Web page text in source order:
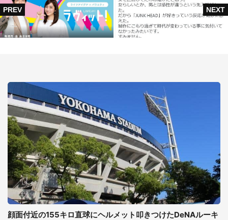
顔面付近の155キロ直球にヘルメット叩きつけたDeNAルーキ